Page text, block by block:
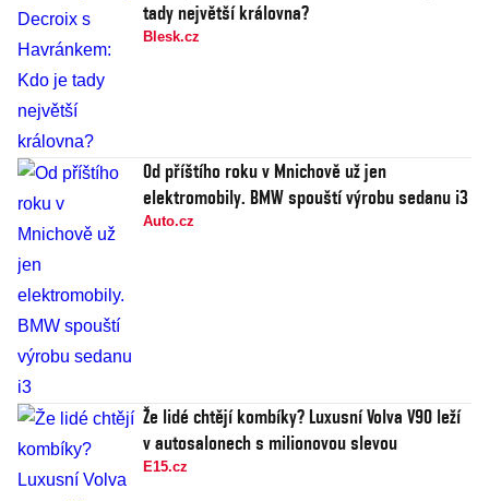
tady největší královna?
Blesk.cz
Od příštího roku v Mnichově už jen
elektromobily. BMW spouští výrobu sedanu i3
Auto.cz
Že lidé chtějí kombíky? Luxusní Volva V90 leží
v autosalonech s milionovou slevou
E15.cz